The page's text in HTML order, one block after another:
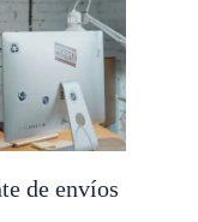
de envíos